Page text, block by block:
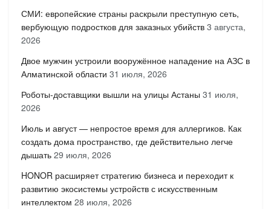
СМИ: европейские страны раскрыли преступную сеть,
вербующую подростков для заказных убийств 3 августа,
2026
Двое мужчин устроили вооружённое нападение на АЗС в
Алматинской области 31 июля, 2026
Роботы-доставщики вышли на улицы Астаны 31 июля,
2026
Июль и август — непростое время для аллергиков. Как
создать дома пространство, где действительно легче
дышать 29 июля, 2026
HONOR расширяет стратегию бизнеса и переходит к
развитию экосистемы устройств с искусственным
интеллектом 28 июля, 2026